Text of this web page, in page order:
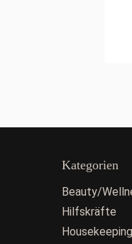
Kategorien
Beauty/
Hilfskräfte
Housekeeping